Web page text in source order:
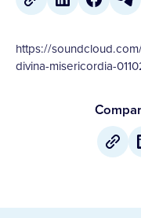
https://
divina-misericordia-